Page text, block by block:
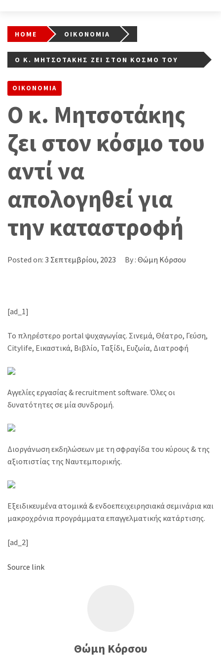
HOME ΟΙΚΟΝΟΜΙΑ
Ο Κ. ΜΗΤΣΟΤΆΚΗΣ ΖΕΙ ΣΤΟΝ ΚΌΣΜΟ ΤΟΥ
ΟΙΚΟΝΟΜΙΑ
Ο κ. Μητσοτάκης
ζει στον κόσμο του
αντί να
απολογηθεί για
την καταστροφή
Posted on: 3 Σεπτεμβρίου, 2023 By : Θώμη Κόρσου
[ad_1]
Το πληρέστερο portal ψυχαγωγίας. Σινεμά, Θέατρο, Γεύση,
Citylife, Εικαστικά, Βιβλίο, Ταξίδι, Ευζωία, Διατροφή
Αγγελίες εργασίας & recruitment software. Όλες οι
δυνατότητες σε μία συνδρομή.
Διοργάνωση εκδηλώσεων με τη σφραγίδα του κύρους & της
αξιοπιστίας της Ναυτεμπορικής.
Εξειδικευμένα ατομικά & ενδοεπειχειρησιακά σεμινάρια και
μακροχρόνια προγράμματα επαγγελματικής κατάρτισης.
[ad_2]
Source link
Θώμη Κόρσου